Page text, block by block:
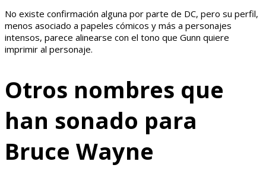
No existe confirmación alguna por parte de DC, pero su perfil,
menos asociado a papeles cómicos y más a personajes
intensos, parece alinearse con el tono que Gunn quiere
imprimir al personaje.
Otros nombres que
han sonado para
Bruce Wayne